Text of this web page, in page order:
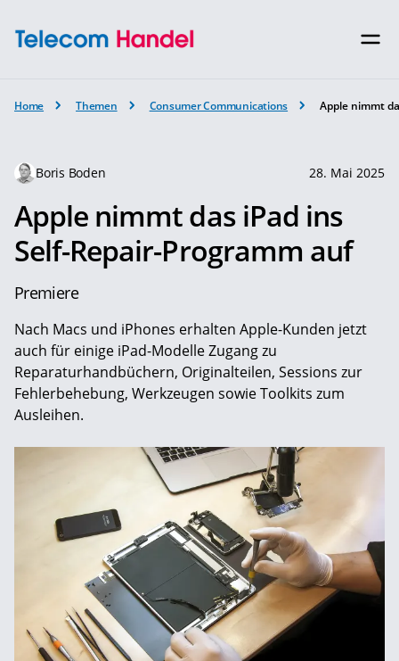
Home Themen Consumer Communications Apple nimmt
Boris Boden 28. Mai 2025
Apple nimmt das iPad ins
Self-Repair-Programm auf
Premiere
Nach Macs und iPhones erhalten Apple-Kunden jetzt
auch für einige iPad-Modelle Zugang zu
Reparaturhandbüchern, Originalteilen, Sessions zur
Fehlerbehebung, Werkzeugen sowie Toolkits zum
Ausleihen.